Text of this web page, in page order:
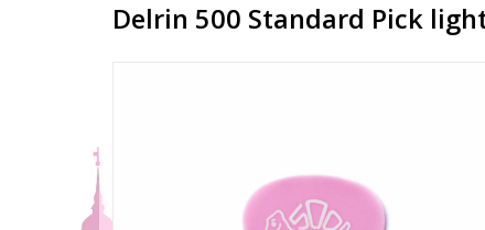
Delrin 500 Standard Pick